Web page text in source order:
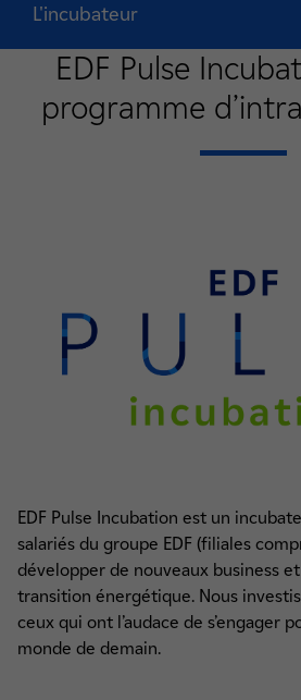
L'incubateur
EDF Pulse
programme
EDF Pulse Incubation est un
salariés du groupe EDF (filiales
développer de nouveaux business
transition énergétique. Nous
ceux qui ont l’audace de s’engager
monde de demain.